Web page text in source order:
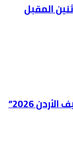
المقبل
2026”